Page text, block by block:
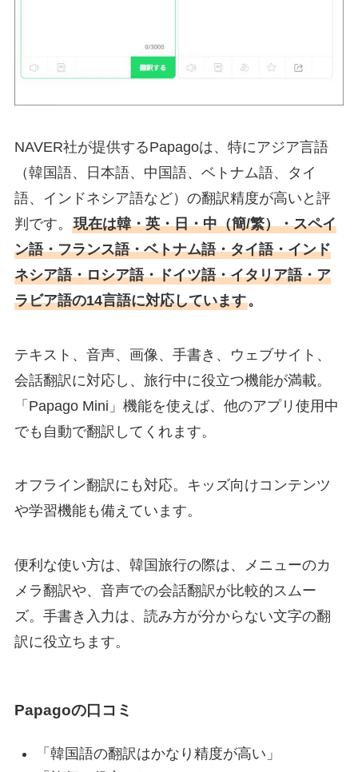
NAVER社が提供するPapagoは、特にアジア言語
（韓国語、日本語、中国語、ベトナム語、タイ
語、インドネシア語など）の翻訳精度が高いと評
判です。 現在は韓・英・日・中（簡/繁）・スペイ
ン語・フランス語・ベトナム語・タイ語・インド
ネシア語・ロシア語・ドイツ語・イタリア語・ア
ラビア語の14言語に対応しています。
テキスト、音声、画像、手書き、ウェブサイト、
会話翻訳に対応し、旅行中に役立つ機能が満載。
「Papago Mini」機能を使えば、他のアプリ使用中
でも自動で翻訳してくれます。
オフライン翻訳にも対応。キッズ向けコンテンツ
や学習機能も備えています。
便利な使い方は、韓国旅行の際は、メニューのカ
メラ翻訳や、音声での会話翻訳が比較的スムー
ズ。手書き入力は、読み方が分からない文字の翻
訳に役立ちます。
Papagoの口コミ
「韓国語の翻訳はかなり精度が高い」